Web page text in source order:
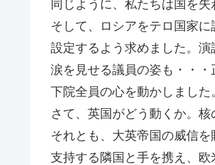
同じように、私たちは国を
そして、ロシアをテロ国家
設定するよう求めました。演
涙を見せる議員の姿も・・
下院全員の心を動かしました
さて、英国がどう動くか。核
それとも、大英帝国の威信
支持する隣国と手を携え、欧